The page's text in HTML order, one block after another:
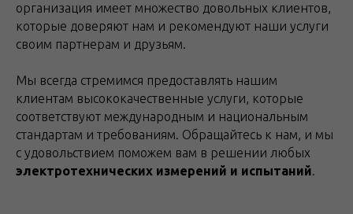
организация имеет множество довольных клиентов,
которые доверяют нам и рекомендуют наши услуги
своим партнерам и друзьям.
Мы всегда стремимся предоставлять нашим
клиентам высококачественные услуги, которые
соответствуют международным и национальным
стандартам и требованиям. Обращайтесь к нам, и мы
с удовольствием поможем вам в решении любых
электротехнических измерений и испытаний.